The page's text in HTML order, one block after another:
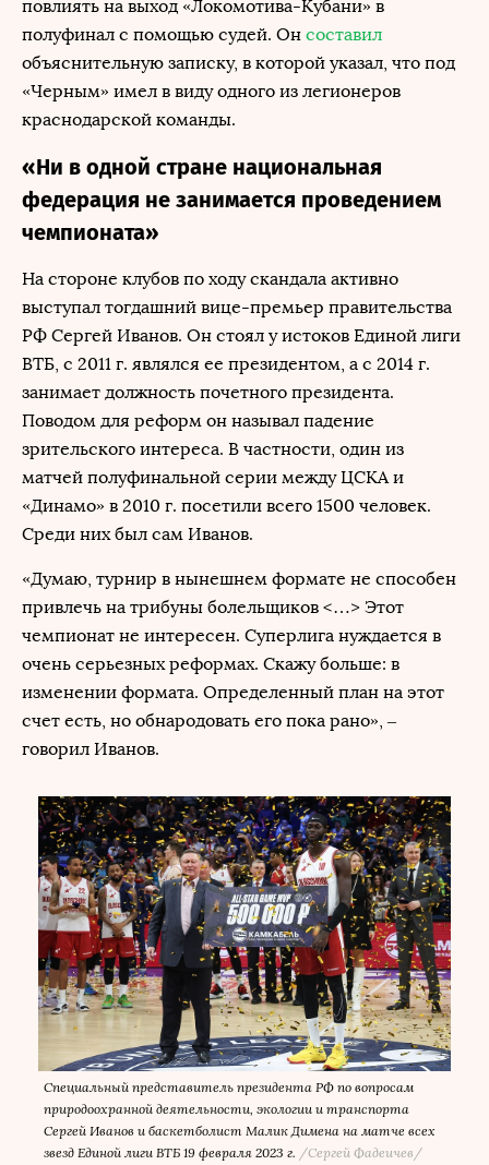
повлиять на выход «Локомотива-Кубани» в
полуфинал с помощью судей. Он составил
объяснительную записку, в которой указал, что под
«Черным» имел в виду одного из легионеров
краснодарской команды.
«Ни в одной стране национальная
федерация не занимается проведением
чемпионата»
На стороне клубов по ходу скандала активно
выступал тогдашний вице-премьер правительства
РФ Сергей Иванов. Он стоял у истоков Единой лиги
ВТБ, с 2011 г. являлся ее президентом, а с 2014 г.
занимает должность почетного президента.
Поводом для реформ он называл падение
зрительского интереса. В частности, один из
матчей полуфинальной серии между ЦСКА и
«Динамо» в 2010 г. посетили всего 1500 человек.
Среди них был сам Иванов.
«Думаю, турнир в нынешнем формате не способен
привлечь на трибуны болельщиков <…> Этот
чемпионат не интересен. Cуперлига нуждается в
очень серьезных реформах. Скажу больше: в
изменении формата. Определенный план на этот
счет есть, но обнародовать его пока рано», –
говорил Иванов.
Специальный представитель президента РФ по вопросам
природоохранной деятельности, экологии и транспорта
Сергей Иванов и баскетболист Малик Димена на матче всех
звезд Единой лиги ВТБ 19 февраля 2023 г. /Сергей Фадеичев/